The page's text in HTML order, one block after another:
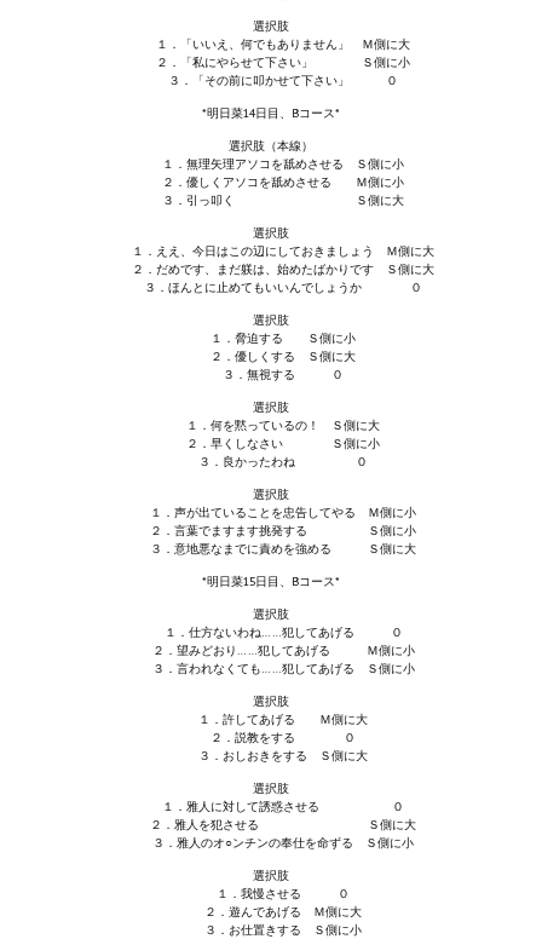
Sea Dogs - City of Abandoned Ships Remaster Fan Edition
Sea Dogs Remaster Fan Edition
Nekopara Vol3 (Rus Version)
選択肢
１．「いいえ、何でもありません」 Ｍ側に大
２．「私にやらせて下さい」 Ｓ側に小
３．「その前に叩かせて下さい」 ０
*明日菜14日目、Bコース*
選択肢（本線）
１．無理矢理アソコを舐めさせる Ｓ側に小
２．優しくアソコを舐めさせる Ｍ側に小
３．引っ叩く Ｓ側に大
選択肢
１．ええ、今日はこの辺にしておきましょう Ｍ側に大
２．だめです、まだ躾は、始めたばかりです Ｓ側に大
３．ほんとに止めてもいいんでしょうか ０
選択肢
１．脅迫する Ｓ側に小
２．優しくする Ｓ側に大
３．無視する ０
選択肢
１．何を黙っているの！ Ｓ側に大
２．早くしなさい Ｓ側に小
３．良かったわね ０
選択肢
１．声が出ていることを忠告してやる Ｍ側に小
２．言葉でますます挑発する Ｓ側に小
３．意地悪なまでに責めを強める Ｓ側に大
*明日菜15日目、Bコース*
選択肢
１．仕方ないわね……犯してあげる ０
２．望みどおり……犯してあげる Ｍ側に小
３．言われなくても……犯してあげる Ｓ側に小
選択肢
１．許してあげる Ｍ側に大
２．説教をする ０
３．おしおきをする Ｓ側に大
選択肢
１．雅人に対して誘惑させる ０
２．雅人を犯させる Ｓ側に大
３．雅人のオ○ンチンの奉仕を命ずる Ｓ側に小
選択肢
１．我慢させる ０
２．遊んであげる Ｍ側に大
３．お仕置きする Ｓ側に小